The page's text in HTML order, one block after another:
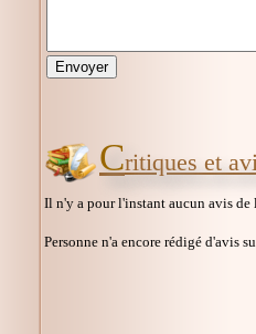
Critiques et
Il n'y a pour l'instant aucun avis
Personne n'a encore rédigé d'avis